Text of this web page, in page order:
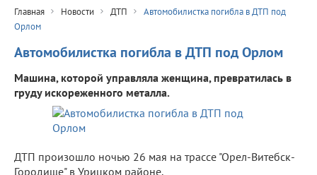
Главная Новости ДТП
Автомобилистка погибла в ДТП под
Орлом
Автомобилистка погибла в ДТП под Орлом
Машина, которой управляла женщина, превратилась в
груду искореженного металла.
ДТП произошло ночью 26 мая на трассе "Орел-Витебск-
Городище" в Урицком районе.